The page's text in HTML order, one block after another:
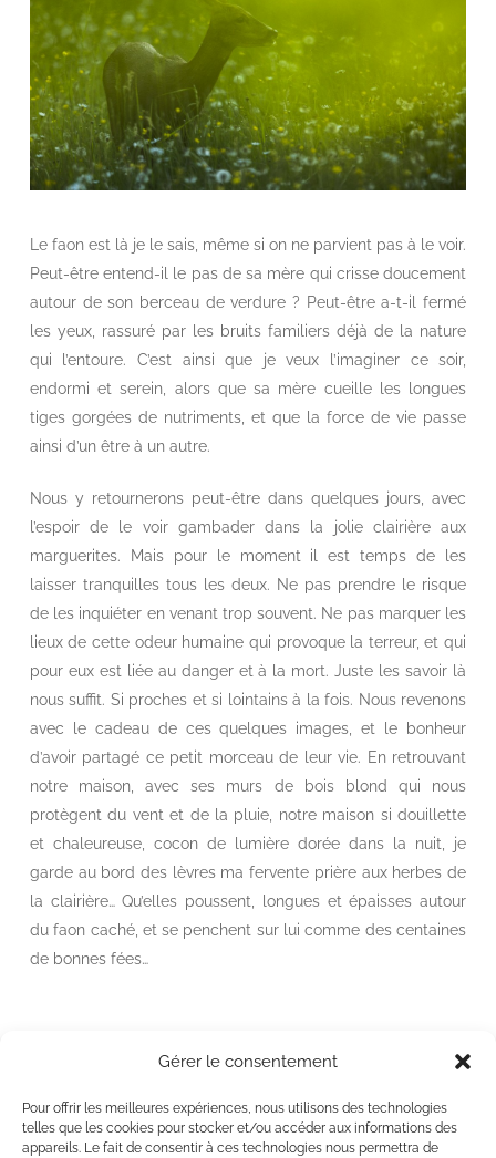
Gérer le consentement
Pour offrir les meilleures expériences, nous utilisons des technologies
telles que les cookies pour stocker et/ou accéder aux informations des
appareils. Le fait de consentir à ces technologies nous permettra de
Le faon est là je le sais, même si on ne parvient pas à le voir.
Peut-être entend-il le pas de sa mère qui crisse doucement
autour de son berceau de verdure ? Peut-être a-t-il fermé
les yeux, rassuré par les bruits familiers déjà de la nature
qui l’entoure. C’est ainsi que je veux l’imaginer ce soir,
endormi et serein, alors que sa mère cueille les longues
tiges gorgées de nutriments, et que la force de vie passe
ainsi d’un être à un autre.
Nous y retournerons peut-être dans quelques jours, avec
l’espoir de le voir gambader dans la jolie clairière aux
marguerites. Mais pour le moment il est temps de les
laisser tranquilles tous les deux. Ne pas prendre le risque
de les inquiéter en venant trop souvent. Ne pas marquer les
lieux de cette odeur humaine qui provoque la terreur, et qui
pour eux est liée au danger et à la mort. Juste les savoir là
nous suffit. Si proches et si lointains à la fois. Nous revenons
avec le cadeau de ces quelques images, et le bonheur
d’avoir partagé ce petit morceau de leur vie. En retrouvant
notre maison, avec ses murs de bois blond qui nous
protègent du vent et de la pluie, notre maison si douillette
et chaleureuse, cocon de lumière dorée dans la nuit, je
garde au bord des lèvres ma fervente prière aux herbes de
la clairière… Qu’elles poussent, longues et épaisses autour
du faon caché, et se penchent sur lui comme des centaines
de bonnes fées…
Suivez notre actualité en vous inscrivant à notre newsletter